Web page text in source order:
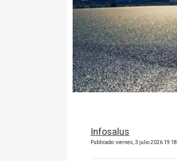
Infosalus
Publicado: viernes, 3 julio 2026 19:18